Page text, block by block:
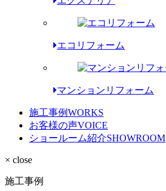
エコリフォーム
マンションリフォーム
施工事例WORKS
お客様の声VOICE
ショールーム紹介SHOWROOM
× close
施工事例